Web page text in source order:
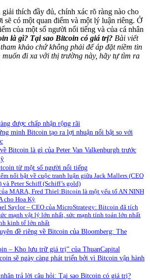
thích đầy đủ, chính xác rõ ràng nào cho
sẽ có một quan điểm và một lý luận riêng. Ở
của một số người nổi tiếng và của cá nhân
là gì? Tại sao Bitcoin có giá trị? Bài viết
khảo chứ không phải để áp đặt niềm tin
muốn đi xa với thị trường này, hãy tự tìm ra
được chấp nhận rộng rãi
minh Bitcoin tạo ra lợi nhuận nổi bật so với
Bitcoin là gì của Peter Van Valkenburgh trước
từ một số người nổi tiếng
nổi bật về cuộc tranh luận giữa Jack Mallers (CEO
và Peter Schiff (Schiff’s gold)
MARA, Fred Thiel:Bitcoin là một yếu tố AN NINH
cho Hoa Kỳ
Saylor – CEO của MicroStrategy: Bitcoin đã tích
mạnh vật lý lớn nhất, sức mạnh tính toán lớn nhất
kinh tế lớn nhất
đề riêng về Bitcoin của Bloomberg: The
– Kho lưu trữ giá trị” của ThuanCapital
sẽ ngày càng phát triển bởi vì Bitcoin vận hành
trả lời câu hỏi: Tại sao Bitcoin có giá trị?